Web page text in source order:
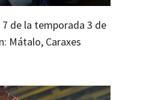
de la temporada 3 de
Mátalo, Caraxes